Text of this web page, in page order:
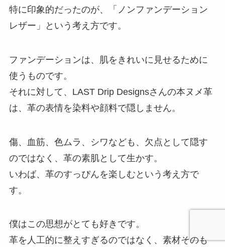
特に印象的だったのが、「ノンファンデーション
レザー」という考え方です。
ファンデーションは、肌をきれいに見せるために
使うものです。
それに対して、LAST Drip Designsさんの本ヌメ革
は、革の表情を染料や顔料で隠しません。
傷、血筋、色ムラ、シワなども、欠点として隠す
のではなく、革の素肌として生かす。
いわば、革のすっぴんを楽しむという考え方で
す。
僕はこの思想がとても好きです。
革を人工的に整えすぎるのではなく、素材そのも